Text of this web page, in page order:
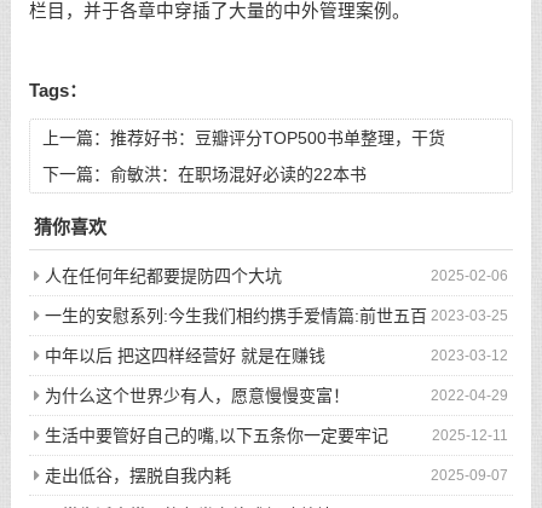
栏目，并于各章中穿插了大量的中外管理案例。
Tags：
上一篇： 推荐好书：豆瓣评分TOP500书单整理，干货
下一篇： 俞敏洪：在职场混好必读的22本书
猜你喜欢
2025-02-06
人在任何年纪都要提防四个大坑
2023-03-25
一生的安慰系列:今生我们相约携手爱情篇:前世五百
次的回眸才换来今生的相遇
2023-03-12
中年以后 把这四样经营好 就是在赚钱
2022-04-29
为什么这个世界少有人，愿意慢慢变富！
2025-12-11
生活中要管好自己的嘴,以下五条你一定要牢记
2025-09-07
走出低谷，摆脱自我内耗